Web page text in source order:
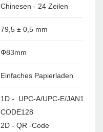
Chinesen - 24 Zeilen
79,5 ± 0,5 mm
Φ83mm
Einfaches Papierladen
1D - UPC-A/UPC-E/
CODE128
2D - QR -Code